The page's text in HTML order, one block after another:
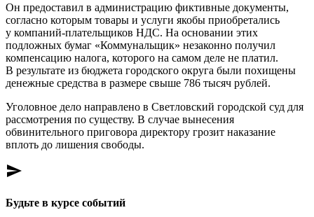
Он предоставил в администрацию фиктивные документы,
согласно которым товары и услуги якобы приобретались
у компаний-плательщиков НДС. На основании этих
подложных бумаг «Коммунальщик» незаконно получил
компенсацию налога, которого на самом деле не платил.
В результате из бюджета городского округа были похищены
денежные средства в размере свыше 786 тысяч рублей.
Уголовное дело направлено в Светловский городской суд для
рассмотрения по существу. В случае вынесения
обвинительного приговора директору грозит наказание
вплоть до лишения свободы.
send
Будьте в курсе событий